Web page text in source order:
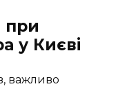
при
у Києві
важливо